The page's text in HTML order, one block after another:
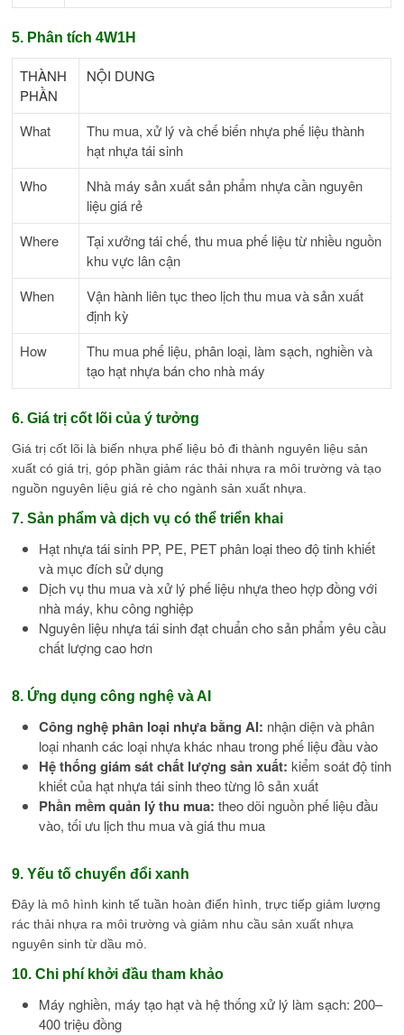
5. Phân tích 4W1H
THÀNH
PHẦN
NỘI DUNG
What
Thu mua, xử lý và chế biến nhựa phế liệu thành
hạt nhựa tái sinh
Who
Nhà máy sản xuất sản phẩm nhựa cần nguyên
liệu giá rẻ
Where
Tại xưởng tái chế, thu mua phế liệu từ nhiều nguồn
khu vực lân cận
When
Vận hành liên tục theo lịch thu mua và sản xuất
định kỳ
How
Thu mua phế liệu, phân loại, làm sạch, nghiền và
tạo hạt nhựa bán cho nhà máy
6. Giá trị cốt lõi của ý tưởng
Giá trị cốt lõi là biến nhựa phế liệu bỏ đi thành nguyên liệu sản
xuất có giá trị, góp phần giảm rác thải nhựa ra môi trường và tạo
nguồn nguyên liệu giá rẻ cho ngành sản xuất nhựa.
7. Sản phẩm và dịch vụ có thể triển khai
Hạt nhựa tái sinh PP, PE, PET phân loại theo độ tinh khiết
và mục đích sử dụng
Dịch vụ thu mua và xử lý phế liệu nhựa theo hợp đồng với
nhà máy, khu công nghiệp
Nguyên liệu nhựa tái sinh đạt chuẩn cho sản phẩm yêu cầu
chất lượng cao hơn
8. Ứng dụng công nghệ và AI
Công nghệ phân loại nhựa bằng AI: nhận diện và phân
loại nhanh các loại nhựa khác nhau trong phế liệu đầu vào
Hệ thống giám sát chất lượng sản xuất: kiểm soát độ tinh
khiết của hạt nhựa tái sinh theo từng lô sản xuất
Phần mềm quản lý thu mua: theo dõi nguồn phế liệu đầu
vào, tối ưu lịch thu mua và giá thu mua
9. Yếu tố chuyển đổi xanh
Đây là mô hình kinh tế tuần hoàn điển hình, trực tiếp giảm lượng
rác thải nhựa ra môi trường và giảm nhu cầu sản xuất nhựa
nguyên sinh từ dầu mỏ.
10. Chi phí khởi đầu tham khảo
Máy nghiền, máy tạo hạt và hệ thống xử lý làm sạch: 200–
400 triệu đồng